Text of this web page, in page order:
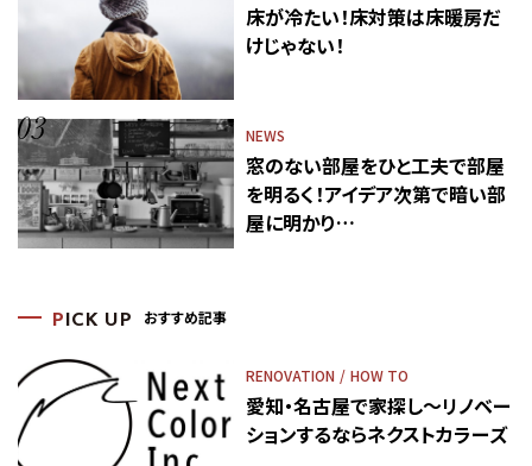
床が冷たい！床対策は床暖房だ
けじゃない！
NEWS
窓のない部屋をひと工夫で部屋
を明るく！アイデア次第で暗い部
屋に明かり…
P ICK UP おすすめ記事
RENOVATION HOW TO
愛知・名古屋で家探し～リノベー
ションするならネクストカラーズ